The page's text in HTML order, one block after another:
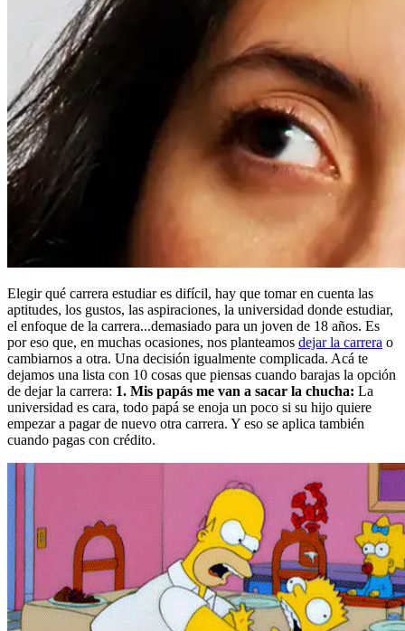
Elegir qué carrera estudiar es difícil, hay que tomar en cuenta las
aptitudes, los gustos, las aspiraciones, la universidad donde estudiar,
el enfoque de la carrera...demasiado para un joven de 18 años. Es
por eso que, en muchas ocasiones, nos planteamos dejar la carrera o
cambiarnos a otra. Una decisión igualmente complicada. Acá te
dejamos una lista con 10 cosas que piensas cuando barajas la opción
de dejar la carrera: 1. Mis papás me van a sacar la chucha: La
universidad es cara, todo papá se enoja un poco si su hijo quiere
empezar a pagar de nuevo otra carrera. Y eso se aplica también
cuando pagas con crédito.